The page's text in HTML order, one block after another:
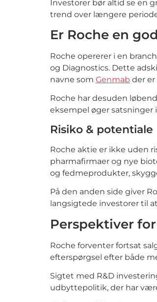
Investorer bør altid se en
trend over længere
Er Roche en
Roche opererer i en
og Diagnostics. Dette
navne som Genmab der
Roche har desuden
eksempel øger
Risiko & potentiale
Roche aktie er ikke uden
pharmafirmaer og nye
og fedmeprodukter,
På den anden side giver
langsigtede investorer til
Perspektiver
Roche forventer fortsat
efterspørgsel efter både
Sigtet med R&D
udbyttepolitik, der har